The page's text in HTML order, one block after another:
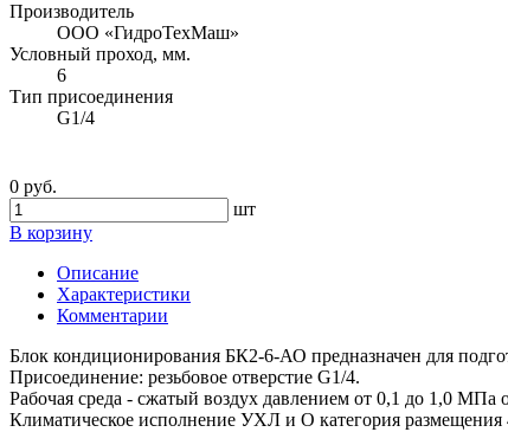
Производитель
ООО «ГидроТехМаш»
Условный проход, мм.
6
Тип присоединения
G1/4
0 руб.
шт
В корзину
Описание
Характеристики
Комментарии
Блок кондиционирования БК2-6-АО предназначен для
Присоединение: резьбовое отверстие G1/4.
Рабочая среда - сжатый воздух давлением от 0,1 до 1,0
Климатическое исполнение УХЛ и О категория